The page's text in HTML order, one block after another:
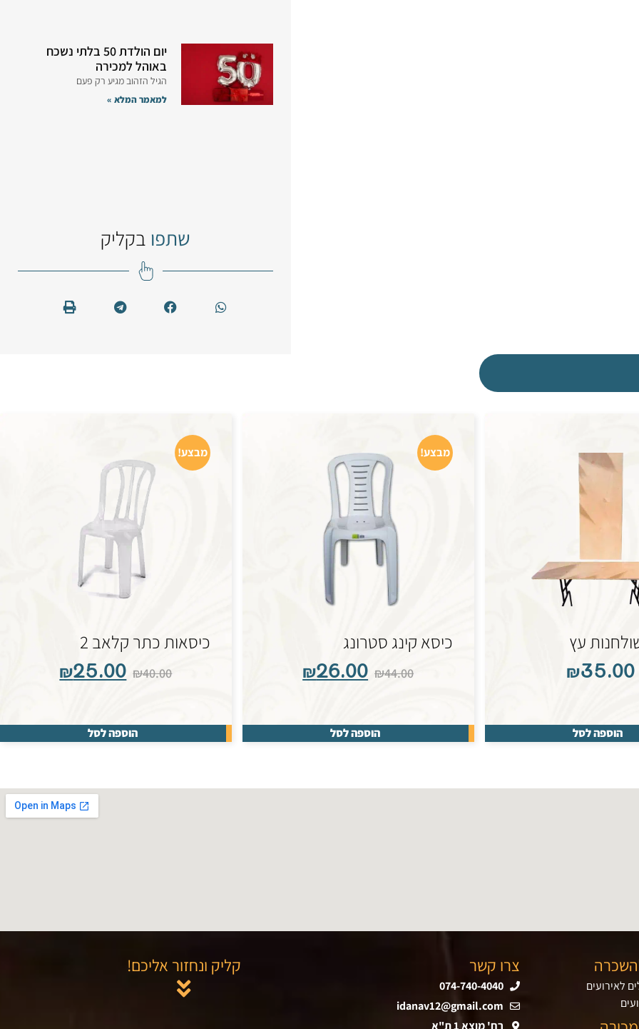
יום הולדת 50 בלתי נשכח
באוהל למכירה
הגיל הזהוב מגיע רק פעם
למאמר המלא »
שתפו בקליק
עץ
₪35.00
הוספה לסל
מבצע!
כיסא קינג סטרונג
₪44.00
₪26.00
הוספה לסל
מבצע!
כיסאות כתר קלאב 2
₪40.00
₪25.00
הוספה לסל
לאירועים
צרו קשר
074-740-4040
idanav12@gmail.com
רח' מוצא 1 ת"א
קליק ונחזור אליכם!